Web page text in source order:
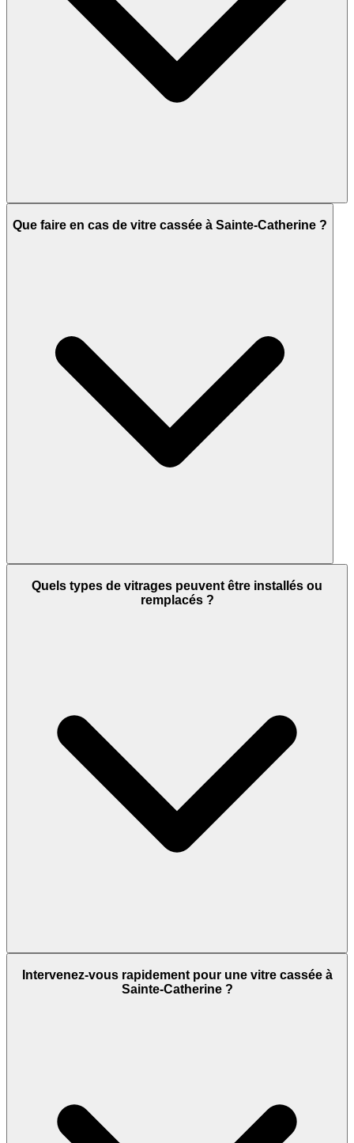
Que faire en cas de vitre cassée à Sainte-Catherine ?
Quels types de vitrages peuvent être installés ou
remplacés ?
Intervenez-vous rapidement pour une vitre cassée à
Sainte-Catherine ?